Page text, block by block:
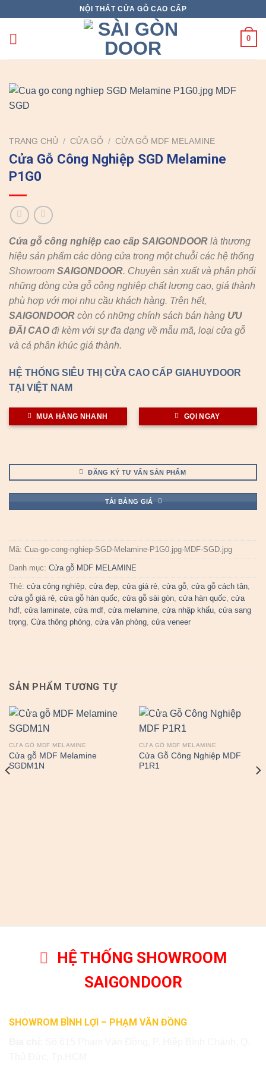
content
NỘI THẤT CỬA GỖ CAO CẤP
0
TRANG CHỦ / CỬA GỖ / CỬA GỖ MDF MELAMINE
Cửa Gỗ Công Nghiệp SGD Melamine
P1G0
Cửa gỗ công nghiệp cao cấp SAIGONDOOR là thương
hiệu sản phẩm các dòng cửa trong một chuỗi các hệ thống
Showroom SAIGONDOOR. Chuyên sản xuất và phân phối
những dòng cửa gỗ công nghiệp chất lượng cao, giá thành
phù hợp với mọi nhu cầu khách hàng. Trên hết,
SAIGONDOOR còn có những chính sách bán hàng ƯU
ĐÃI CAO đi kèm với sự đa dạng về mẫu mã, loại cửa gỗ
và cả phân khúc giá thành.
HỆ THỐNG SIÊU THỊ CỬA CAO CẤP GIAHUYDOOR
TẠI VIỆT NAM
MUA HÀNG NHANH GỌI NGAY
ĐĂNG KÝ TƯ VẤN SẢN PHẨM
TẢI BẢNG GIÁ
Mã: Cua-go-cong-nghiep-SGD-Melamine-P1G0.jpg-MDF-SGD.jpg
Danh mục: Cửa gỗ MDF MELAMINE
Thẻ: cửa công nghiệp, cửa đẹp, cửa giá rẻ, cửa gỗ, cửa gỗ cách tân,
cửa gỗ giá rẻ, cửa gỗ hàn quốc, cửa gỗ sài gòn, cửa hàn quốc, cửa
hdf, cửa laminate, cửa mdf, cửa melamine, cửa nhập khẩu, cửa sang
trọng, Cửa thông phòng, cửa văn phòng, cửa veneer
SẢN PHẨM TƯƠNG TỰ
CỬA GỖ MDF MELAMINE
Cửa gỗ MDF Melamine
SGDM1N
CỬA GỖ MDF MELAMINE
Cửa Gỗ Công Nghiệp MDF
P1R1
HỆ THỐNG SHOWROOM
SAIGONDOOR
SHOWROM BÌNH LỢI – PHẠM VĂN ĐỒNG